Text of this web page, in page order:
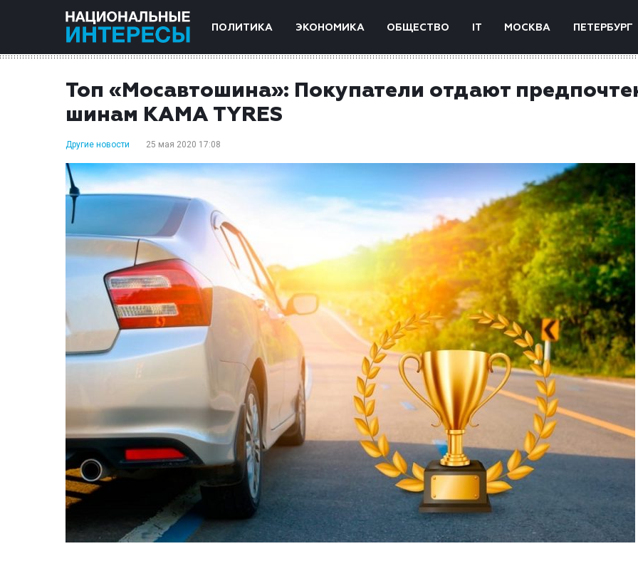
ПОЛИТИКА ЭКОНОМИКА ОБЩЕСТВО IT МОСКВА ПЕТЕРБУРГ
Топ «Мосавтошина»: Покупатели отдают
шинам KAMA TYRES
Другие новости 25 мая 2020 17:08